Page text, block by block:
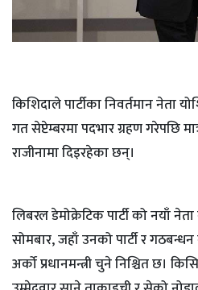
किशिदाले पार्टीका निवर्तमान नेता
गत सेप्टेम्बरमा पदभार ग्रहण गरेपछि
राजीनामा दिइरहेका छन्।
लिबरल डेमोक्रेटिक पार्टी को नयाँ
सोमबार, जहाँ उनको पार्टी र गठबन्धन
अर्को प्रधानमन्त्री चुने निश्चित छ।